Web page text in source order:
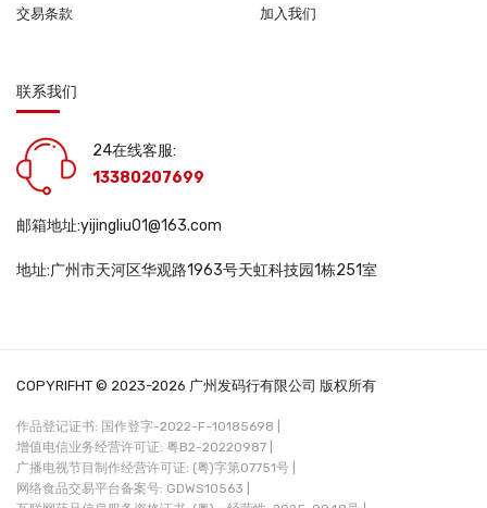
交易条款 加入我们
联系我们
24在线客服:
13380207699
邮箱地址:yijingliu01@163.com
地址:广州市天河区华观路1963号天虹科技园1栋251室
COPYRIFHT © 2023-2026 广州发码行有限公司 版权所有
作品登记证书: 国作登字-2022-F-10185698 |
增值电信业务经营许可证: 粤B2-20220987 |
广播电视节目制作经营许可证: (粤)字第07751号 |
网络食品交易平台备案号: GDWS10563 |